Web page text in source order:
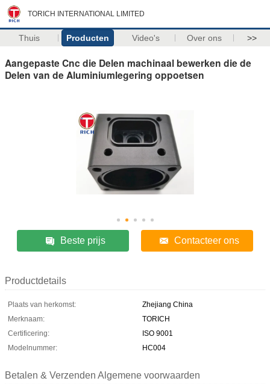
TORICH INTERNATIONAL LIMITED
Thuis Producten Video's Over ons >>
Aangepaste Cnc die Delen machinaal bewerken die de
Delen van de Aluminiumlegering oppoetsen
Beste prijs Contacteer ons
Productdetails
Plaats van herkomst:
Zhejiang China
Merknaam:
TORICH
Certificering:
ISO 9001
Modelnummer:
HC004
Betalen & Verzenden Algemene voorwaarden